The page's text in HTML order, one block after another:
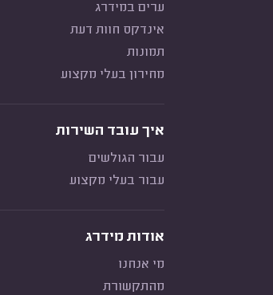
ערים במידרג
אינדקס חוות דעת
תמונות
מחירון בעלי מקצוע
איך עובד השירות
עבור הגולשים
עבור בעלי מקצוע
אודות מידרג
מי אנחנו
מהתקשורת